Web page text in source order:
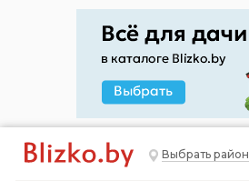
Выбрать район